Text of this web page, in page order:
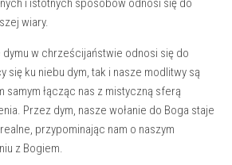
i istotnych ⁢sposobów⁣ odnosi się do
wiary.
w chrześcijaństwie odnosi się ⁢do
się ku niebu dym, tak i nasze‍ modlitwy są
samym​ łącząc nas z mistyczną sferą
Przez dym,‌ nasze ⁤wołanie do Boga staje
przypominając‍ nam o‍ naszym⁢
z Bogiem.